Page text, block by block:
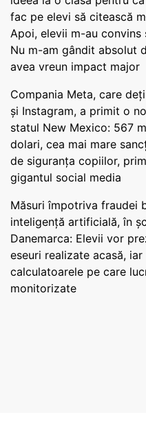
fac pe elevi să citească
Apoi, elevii m-au convins
Nu m-am gândit absolut
avea vreun impact major
Compania Meta, care
și Instagram, a primit o
statul New Mexico: 567
dolari, cea mai mare
de siguranța copiilor,
gigantul social media
Măsuri împotriva fraudei
inteligență artificială, în
Danemarca: Elevii vor
eseuri realizate acasă, iar
calculatoarele pe care
monitorizate